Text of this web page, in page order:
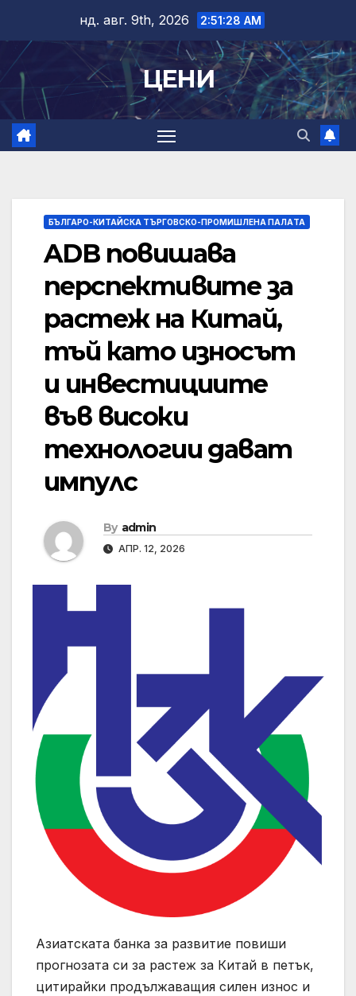
content
нд. авг. 9th, 2026 2:51:29 AM
ЦЕНИ
БЪЛГАРО-КИТАЙСКА ТЪРГОВСКО-ПРОМИШЛЕНА ПАЛAТА
ADB повишава
перспективите за
растеж на Китай,
тъй като износът
и инвестициите
във високи
технологии дават
импулс
By admin
АПР. 12, 2026
Азиатската банка за развитие повиши
прогнозата си за растеж за Китай в петък,
цитирайки продължаващия силен износ и